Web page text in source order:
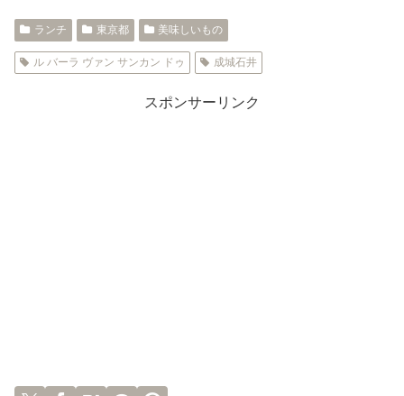
ランチ 東京都 美味しいもの
ル バーラ ヴァン サンカン ドゥ 成城石井
スポンサーリンク